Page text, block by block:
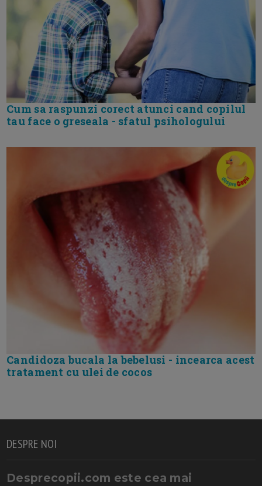
Cum sa raspunzi corect atunci cand copilul
tau face o greseala - sfatul psihologului
Candidoza bucala la bebelusi - incearca acest
tratament cu ulei de cocos
DESPRE NOI
Desprecopii.com este cea mai